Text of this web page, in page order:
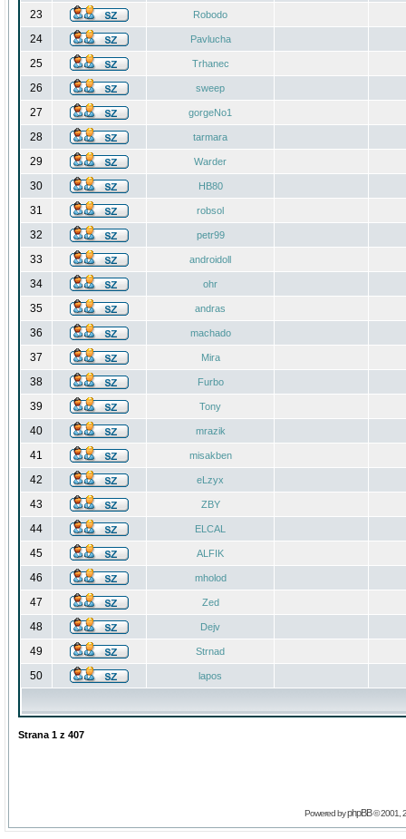
23 Robodo
24 Pavlucha
25 Trhanec
26 sweep
27 gorgeNo1
28 tarmara
29 Warder
30 HB80
31 robsol
32 petr99
33 androidoll
34 ohr
35 andras
36 machado
37 Mira
38 Furbo
39 Tony
40 mrazik
41 misakben
42 eLzyx
43 ZBY
44 ELCAL
45 ALFIK
46 mholod
47 Zed
48 Dejv
49 Strnad
50 lapos
Strana 1 z 407
Powered byphpBB© 2001,